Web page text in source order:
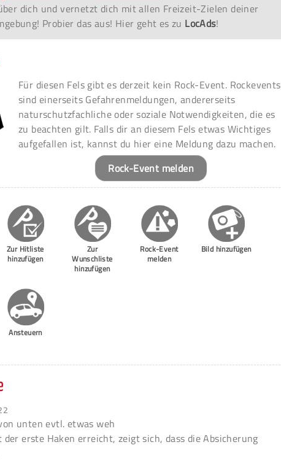
dich und vernetzt dich mit allen Freizeit-Zielen deiner
Probier das aus! Hier geht es zu LocAds!
Für diesen Fels gibt es derzeit kein Rock-Event. Rockevents
sind einerseits Gefahrenmeldungen, andererseits
naturschutzfachliche oder soziale Notwendigkeiten, die es
zu beachten gilt. Falls dir an diesem Fels etwas Wichtiges
aufgefallen ist, kannst du hier eine Meldung dazu machen.
Rock-Event melden
Zur Hitliste
hinzufügen
Zur
Wunschliste
hinzufügen
Rock-Event
melden
Bild hinzufügen
Ansteuern
unten evtl. etwas weh
der erste Haken erreicht, zeigt sich, dass die Absicherung